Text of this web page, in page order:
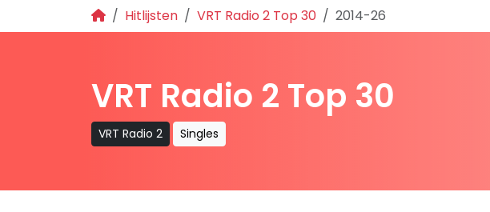
Hitlijsten VRT Radio 2 Top 30 2014-26
VRT Radio 2 Top 30
VRT Radio 2 Singles